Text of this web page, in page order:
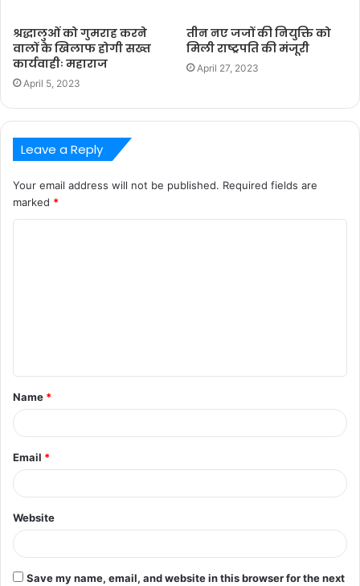
श्रद्धालुओं को गुमराह करने
वालों के खिलाफ होगी सख्त
कार्यवाहीः महाराज
April 5, 2023
तीन नए जजों की नियुक्ति को
मिली राष्ट्रपति की मंजूरी
April 27, 2023
Leave a Reply
Your email address will not be published. Required fields are
marked *
t
*
Name *
Email *
Website
Save my name, email, and website in this browser for the next